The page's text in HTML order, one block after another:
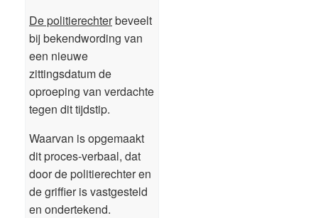
De politierechterbeveelt
bij bekendwording van
een nieuwe
zittingsdatum de
oproeping van verdachte
tegen dit tijdstip.
Waarvan is opgemaakt
dit proces-verbaal, dat
door de politierechter en
de griffier is vastgesteld
en ondertekend.